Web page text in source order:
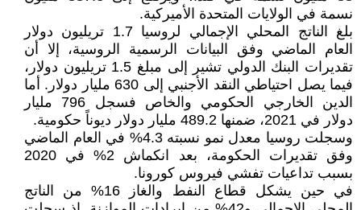
نسمة في الولايات المتحدة الأميركية.
بلغ الناتج المحلي الإجمالي لروسيا 1.7 تريليون دولار
العام الماضي وفق البيانات الرسمية الروسية، إلا أن
تقديرات البنك الدولي تشير إلى مبلغ 1.5 تريليون دولار،
فيما يصل احتياطي النقد الأجنبي إلى 630 مليار دولار. أما
الدين الخارجي الحكومي والخاص فسجل 796 مليار
دولار في 2021، ضمنها 489.2 مليار دولار ديوناً حكومية.
وسجلت روسيا معدل نمو نسبته 4.3% في العام الماضي
وفق تقديرات الحكومة، بعد انكماش 2% في 2020
بسبب تداعيات تفشي فيروس كورونا.
في حين يشكل قطاع النفط والغاز 16% من الناتج